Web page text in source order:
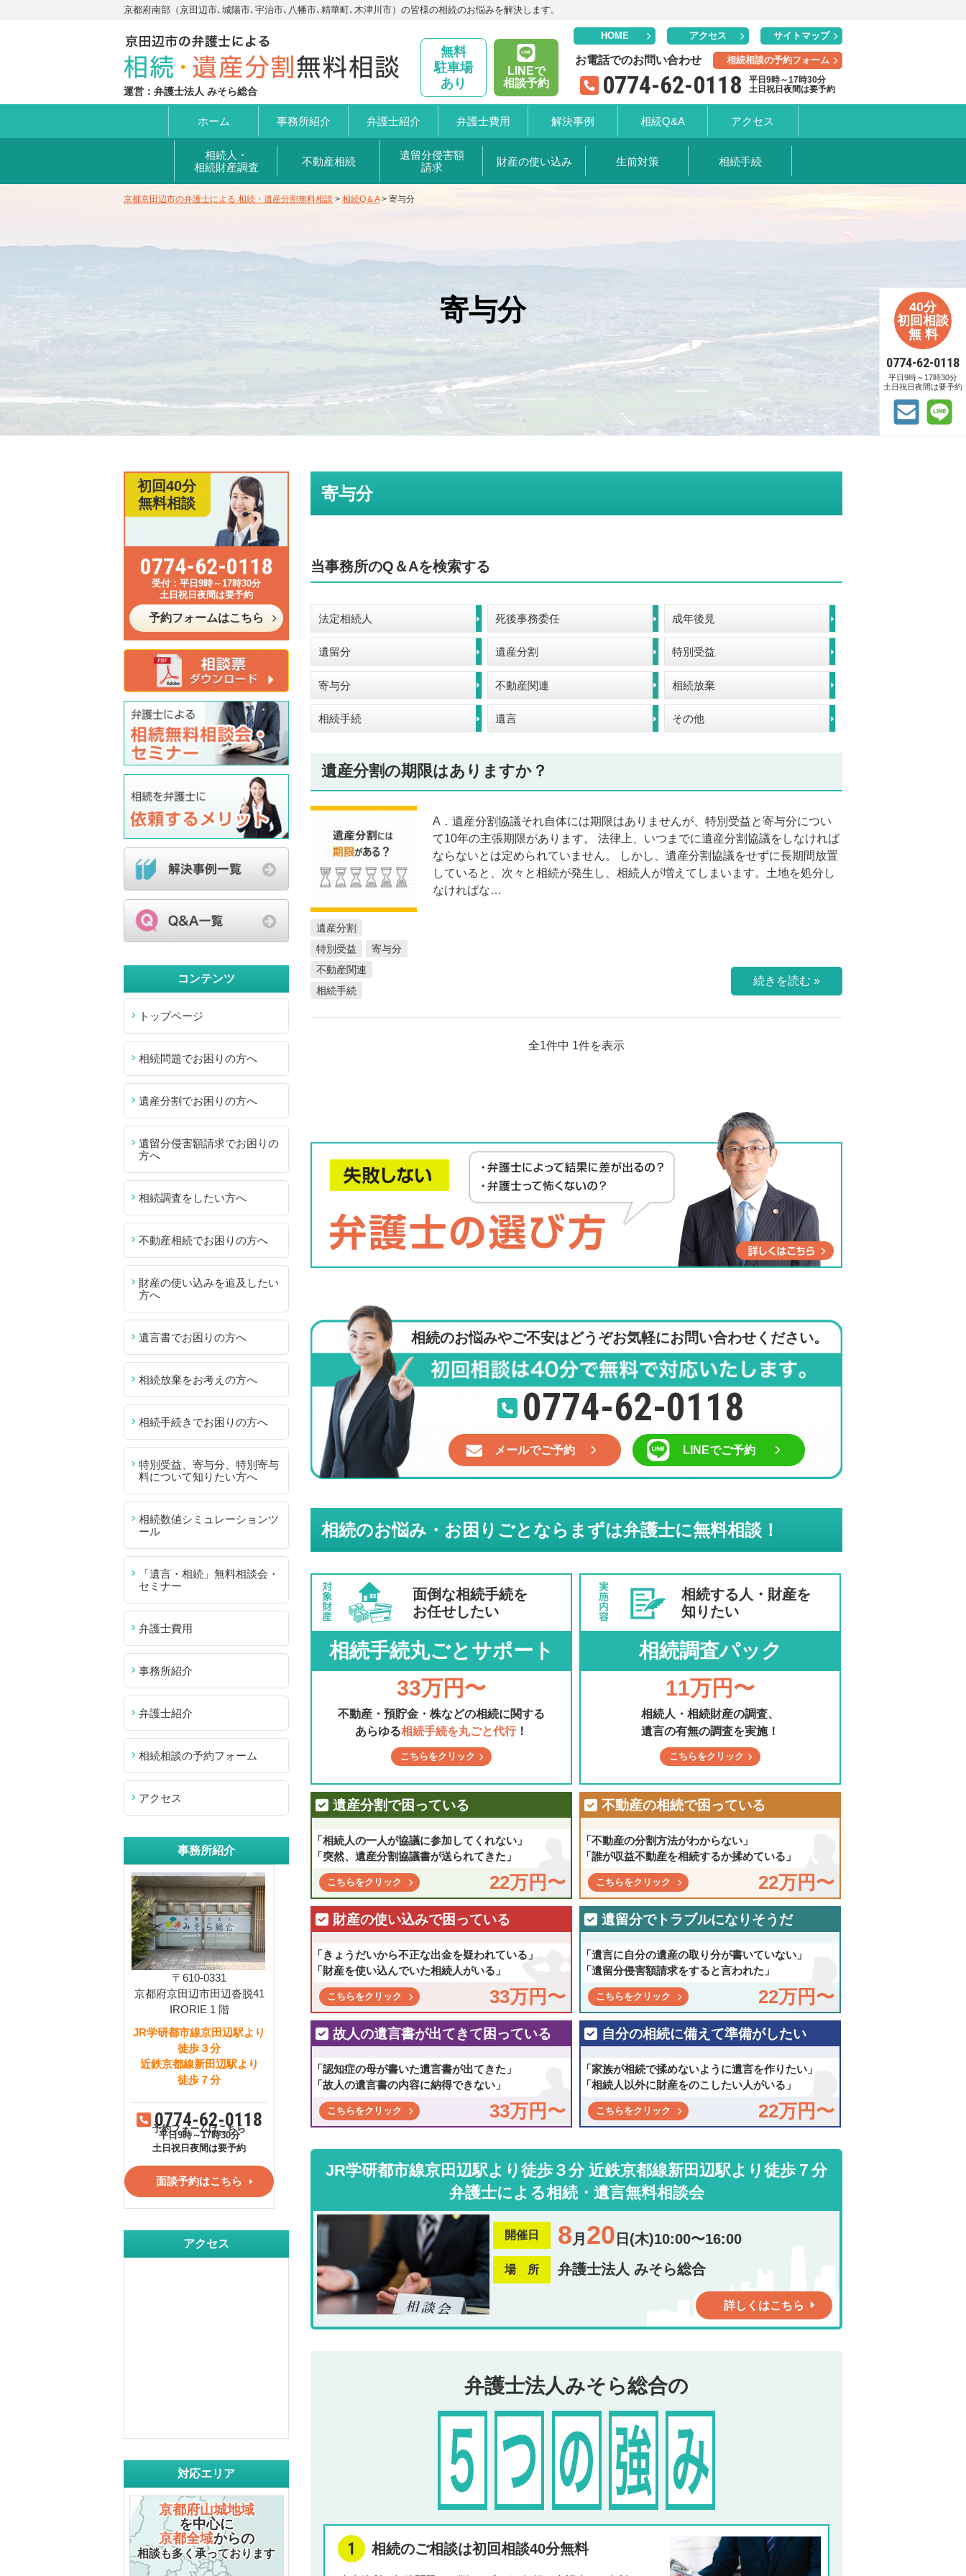
京都府南部（京田辺市､城陽市､宇治市､八幡市､精華町､木津川市）の皆様の相続のお悩みを解決します。
運営：弁護士法人 みそら総合
無料
駐車場
あり
LINEで
相談予約
HOME アクセス サイトマップ
お電話でのお問い合わせ 相続相談の予約フォーム
0774-62-0118
平日9時～17時30分
土日祝日夜間は要予約
ホーム 事務所紹介 弁護士紹介 弁護士費用 解決事例 相続Q&A アクセス
相続人・
相続財産調査
不動産相続 遺留分侵害額
請求
財産の使い込み 生前対策 相続手続
京都京田辺市の弁護士による 相続・遺産分割無料相談 > 相続Q＆A> 寄与分
寄与分
寄与分
当事務所のQ＆Aを検索する
法定相続人 死後事務委任 成年後見
遺留分 遺産分割 特別受益
寄与分 不動産関連 相続放棄
相続手続 遺言 その他
遺産分割の期限はありますか？
遺産分割
特別受益
寄与分
不動産関連
相続手続
A．遺産分割協議それ自体には期限はありませんが、特別受益と寄与分につい
て10年の主張期限があります。 法律上、いつまでに遺産分割協議をしなければ
ならないとは定められていません。 しかし、遺産分割協議をせずに長期間放置
していると、次々と相続が発生し、相続人が増えてしまいます。土地を処分し
なければな…
全1件中 1件を表示
相続のお悩みやご不安はどうぞお気軽にお問い合わせください。
0774-62-0118
メールでご予約 LINEでご予約
相続のお悩み・お困りごとならまずは弁護士に無料相談！
面倒な相続手続を
お任せしたい
相続手続丸ごとサポート
33万円〜
不動産・預貯金・株などの相続に関する
あらゆる相続手続を丸ごと代行！
こちらをクリック
相続する人・財産を
知りたい
相続調査パック
11万円〜
相続人・相続財産の調査、
遺言の有無の調査を実施！
こちらをクリック
遺産分割で困っている
「相続人の一人が協議に参加してくれない」
「突然、遺産分割協議書が送られてきた」
22万円〜
こちらをクリック
不動産の相続で困っている
「不動産の分割方法がわからない」
「誰が収益不動産を相続するか揉めている」
22万円〜
こちらをクリック
財産の使い込みで困っている
「きょうだいから不正な出金を疑われている」
「財産を使い込んでいた相続人がいる」
33万円〜
こちらをクリック
遺留分でトラブルになりそうだ
「遺言に自分の遺産の取り分が書いていない」
「遺留分侵害額請求をすると言われた」
22万円〜
こちらをクリック
故人の遺言書が出てきて困っている
「認知症の母が書いた遺言書が出てきた」
「故人の遺言書の内容に納得できない」
33万円〜
こちらをクリック
自分の相続に備えて準備がしたい
「家族が相続で揉めないように遺言を作りたい」
「相続人以外に財産をのこしたい人がいる」
22万円〜
こちらをクリック
JR学研都市線京田辺駅より徒歩３分 近鉄京都線新田辺駅より徒歩７分
弁護士による相続・遺言無料相談会
開催日 8 月 20 日(木)10:00〜16:00
場 所 弁護士法人 みそら総合
詳しくはこちら
弁護士法人みそら総合の
相続のご相談は初回相談40分無料
初回40分
無料相談
0774-62-0118
平日9時～17時30分
土日祝日夜間は要予約
予約フォームはこちら
コンテンツ
トップページ
相続問題でお困りの方へ
遺産分割でお困りの方へ
遺留分侵害額請求でお困りの
方へ
相続調査をしたい方へ
不動産相続でお困りの方へ
財産の使い込みを追及したい
方へ
遺言書でお困りの方へ
相続放棄をお考えの方へ
相続手続きでお困りの方へ
特別受益、寄与分、特別寄与
料について知りたい方へ
相続数値シミュレーションツ
ール
「遺言・相続」無料相談会・
セミナー
弁護士費用
事務所紹介
弁護士紹介
相続相談の予約フォーム
アクセス
事務所紹介
〒610-0331
京都府京田辺市田辺沓脱41
IRORIE 1 階
JR学研都市線京田辺駅より
徒歩３分
近鉄京都線新田辺駅より
徒歩７分
0774-62-0118
予約フォームはこちら
平日9時～17時30分
土日祝日夜間は要予約
面談予約はこちら
アクセス
対応エリア
京都府山城地域
を中心に
京都全域からの
相談も多く承っております
40分
初回相談
無 料
0774-62-0118
平日9時～17時30分
土日祝日夜間は要予約